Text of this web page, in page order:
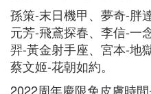
孫策-末日機甲、夢奇-胖
元芳-飛鳶探春、李信-一
羿-黃金射手座、宮本-地
蔡文姬-花朝如約。
2022周年慶限免皮膚時